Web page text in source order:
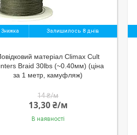
Залишилось 8 днів
матеріал Climax Cult
Braid 30lbs (~0.40мм) (ціна
за 1 метр, камуфляж)
14 ₴/м
13,30 ₴/м
В наявності